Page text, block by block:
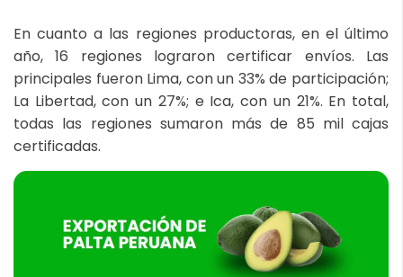
En cuanto a las regiones productoras, en el último
año, 16 regiones lograron certificar envíos. Las
principales fueron Lima, con un 33% de participación;
La Libertad, con un 27%; e Ica, con un 21%. En total,
todas las regiones sumaron más de 85 mil cajas
certificadas.